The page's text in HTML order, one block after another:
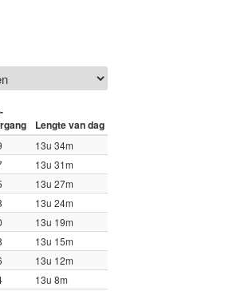
Lengte van dag
13u 34m
13u 31m
13u 27m
13u 24m
13u 19m
13u 15m
13u 12m
13u 8m